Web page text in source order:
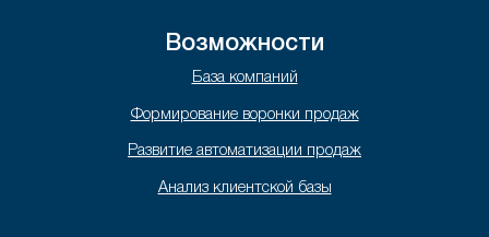
Возможности
База компаний
Формирование воронки продаж
Развитие автоматизации продаж
Анализ клиентской базы